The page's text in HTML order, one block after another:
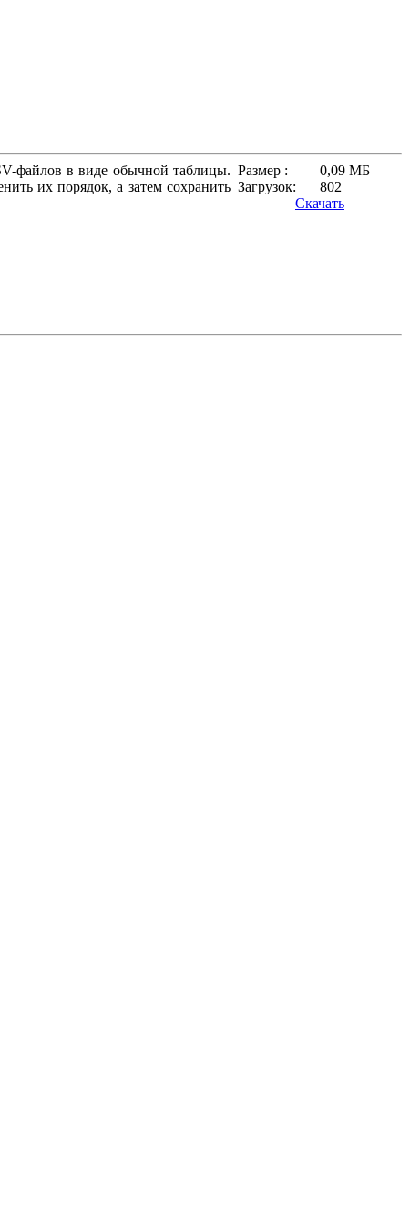
Размер :
0,09 МБ
Загрузок:
802
Скачать
файлов в виде обычной таблицы.
их порядок, а затем сохранить